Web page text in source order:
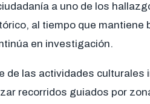
a uno de los
al tiempo que mantiene
en investigación.
de las actividades culturales
recorridos guiados por